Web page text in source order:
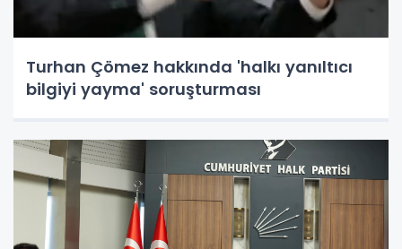
Turhan Çömez hakkında 'halkı yanıltıcı
bilgiyi yayma' soruşturması